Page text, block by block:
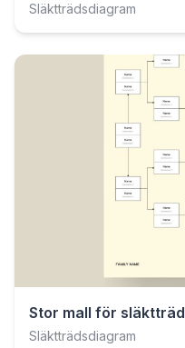
Släktträdsdiagram
Stor mall för släktträd
Släktträdsdiagram